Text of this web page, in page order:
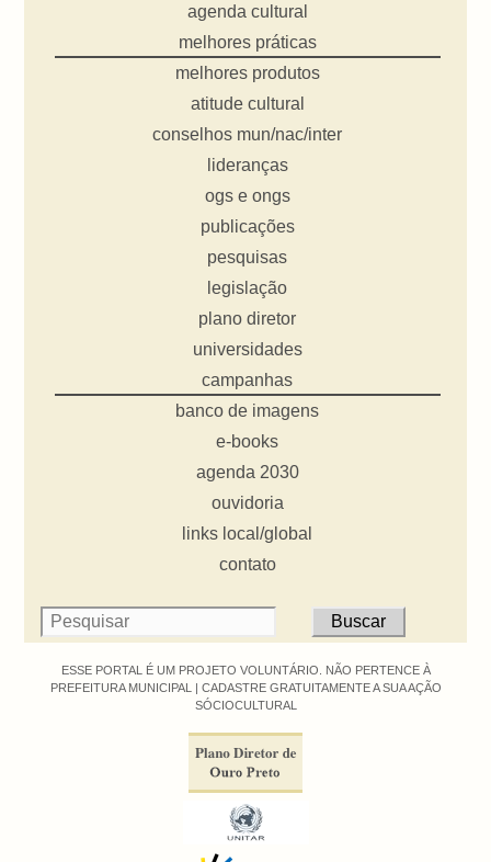
agenda cultural
melhores práticas
melhores produtos
atitude cultural
conselhos mun/nac/inter
lideranças
ogs e ongs
publicações
pesquisas
legislação
plano diretor
universidades
campanhas
banco de imagens
e-books
agenda 2030
ouvidoria
links local/global
contato
ESSE PORTAL É UM PROJETO VOLUNTÁRIO. NÃO PERTENCE À
PREFEITURA MUNICIPAL | CADASTRE GRATUITAMENTE A SUA AÇÃO
SÓCIOCULTURAL